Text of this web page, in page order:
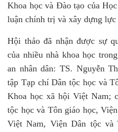
Khoa học và Đào tạo của
luận chính trị và xây dựng
Hội thảo đã nhận được sự
của nhiều nhà khoa học
an nhân dân: TS. Nguyễn
tập Tạp chí Dân tộc học và
Khoa học xã hội Việt Nam;
tộc học và Tôn giáo học,
Việt Nam, Viện Dân tộc và